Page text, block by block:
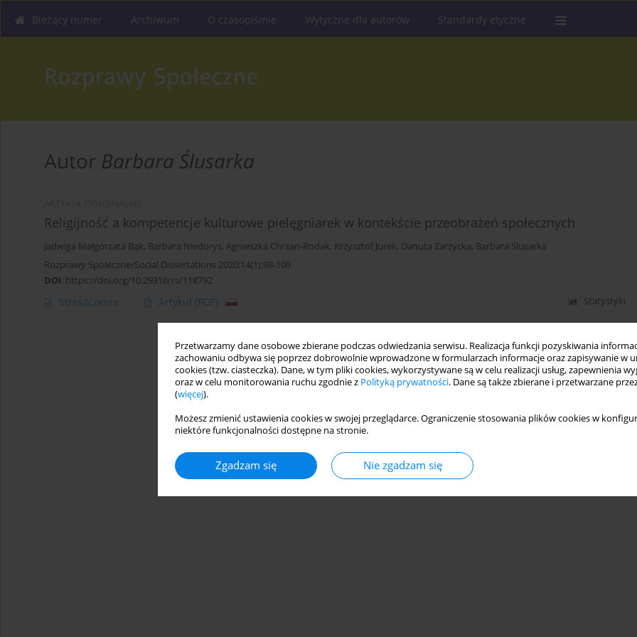
Przetwarzamy dane osobowe zbierane podczas odwiedzania serwisu. Realizacja funkcji pozyskiwania
zachowaniu odbywa się poprzez dobrowolnie wprowadzone w formularzach informacje oraz zapisywanie w
cookies (tzw. ciasteczka). Dane, w tym pliki cookies, wykorzystywane są w celu realizacji usług, zapewnienia
oraz w celu monitorowania ruchu zgodnie z Polityką prywatności. Dane są także zbierane i przetwarzane
(więcej).
Możesz zmienić ustawienia cookies w swojej przeglądarce. Ograniczenie stosowania plików cookies w
niektóre funkcjonalności dostępne na stronie.
Zgadzam się Nie zgadzam się
Bieżący numer Archiwum O czasopiśmie Wytyczne dla autorów Standardy etyczne
Autor Barbara Ślusarka
Religijność a kompetencje kulturowe pielęgniarek w kontekście przeobrażeń społecznych
Jadwiga Małgorzata Bąk, Barbara Niedorys, Agnieszka Chrzan-Rodak, Krzysztof Jurek, Danuta Zarzycka, Barbara Ślusarka
Rozprawy Społeczne/Social Dissertations 2020;14(1):98-109
DOI: https://doi.org/10.29316/rs/118792
Streszczenie Artykuł (PDF) Statystyki